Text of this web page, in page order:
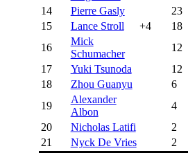
14
Pierre Gasly
23
15
Lance Stroll +4
18
16
Mick
Schumacher
12
17
Yuki Tsunoda
12
18
Zhou Guanyu
6
19
Alexander
Albon
4
20
Nicholas Latifi
2
21
Nyck De Vries 2